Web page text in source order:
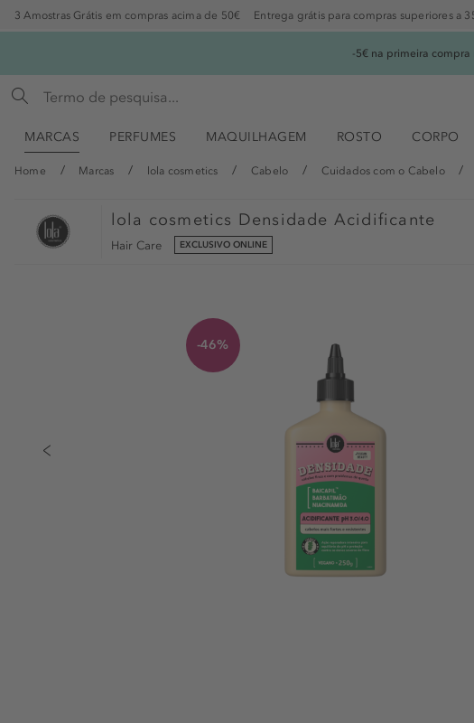
3 Amostras Grátis em compras acima de 50€ Entrega grátis para compras superiores a
-5€ na primeira compra
MARCAS PERFUMES MAQUILHAGEM ROSTO CORPO
Home Marcas lola cosmetics Cabelo Cuidados com o Cabelo
lola cosmetics Densidade Acidificante
Hair Care EXCLUSIVO ONLINE
-46%